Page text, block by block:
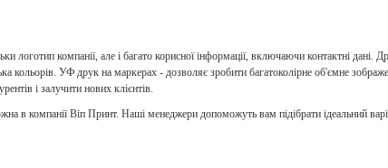
логотип компанії, але і багато корисної інформації, включаючи контактні дані.
кольорів. УФ друк на маркерах - дозволяє зробити багатоколірне об'ємне
і залучити нових клієнтів.
в компанії Віп Принт. Наші менеджери допоможуть вам підібрати ідеальний